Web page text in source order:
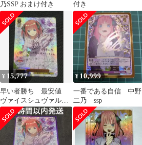
乃SSP おまけ付き
付き
¥ 15,777
早い者勝ち 最安値
ヴァイスシュヴァルツ
変わらない気持ち 中野
二乃 SSP
¥ 10,999
一番である自信 中野
二乃 ssp